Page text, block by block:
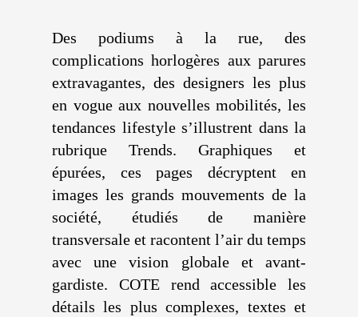
Des podiums à la rue, des
complications horlogères aux parures
extravagantes, des designers les plus
en vogue aux nouvelles mobilités, les
tendances lifestyle s’illustrent dans la
rubrique Trends. Graphiques et
épurées, ces pages décryptent en
images les grands mouvements de la
société, étudiés de manière
transversale et racontent l’air du temps
avec une vision globale et avant-
gardiste. COTE rend accessible les
détails les plus complexes, textes et